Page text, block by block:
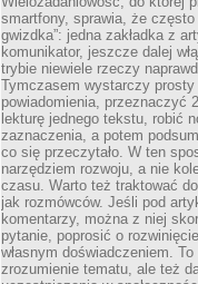
smartfony, sprawia, że często
gwizdka”: jedna zakładka z
komunikator, jeszcze dalej
trybie niewiele rzeczy
Tymczasem wystarczy prosty
powiadomienia, przeznaczyć
lekturę jednego tekstu, robić
zaznaczenia, a potem
co się przeczytało. W ten
narzędziem rozwoju, a nie
czasu. Warto też traktować
jak rozmówców. Jeśli pod
komentarzy, można z niej
pytanie, poprosić o
własnym doświadczeniem.
zrozumienie tematu, ale też